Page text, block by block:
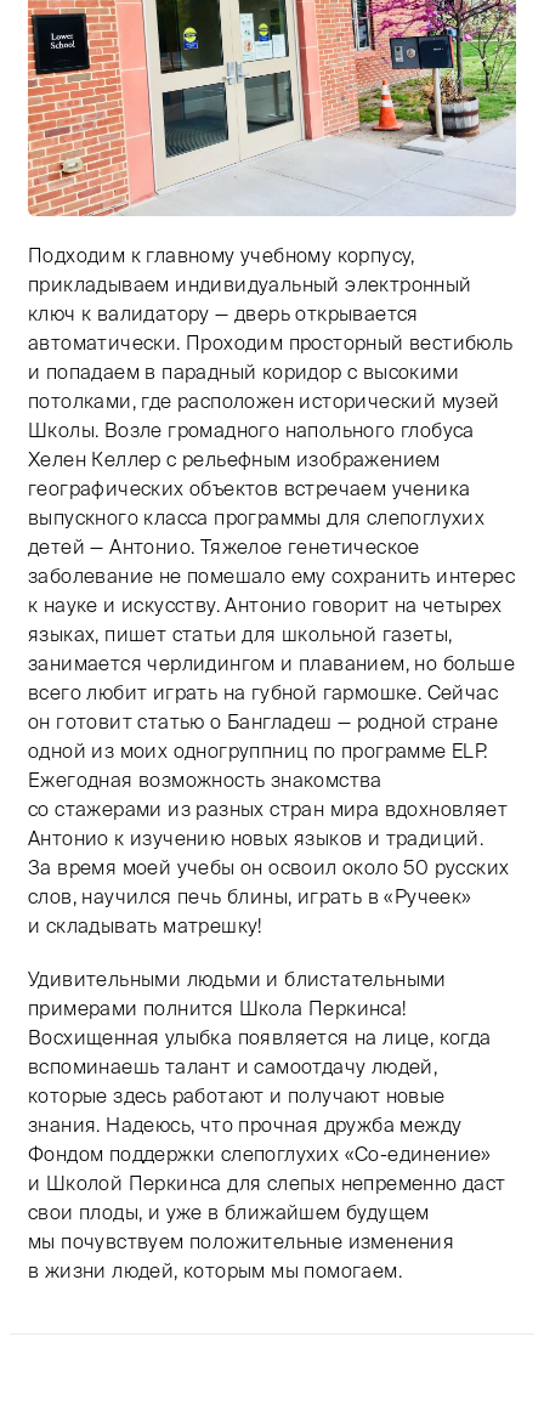
Тифлокомментарий: главный вход в учебный
Подходим к главному учебному корпусу,
прикладываем индивидуальный электронный
ключ к валидатору — дверь открывается
автоматически. Проходим просторный вестибюль
и попадаем в парадный коридор с высокими
потолками, где расположен исторический музей
Школы. Возле громадного напольного глобуса
Хелен Келлер с рельефным изображением
географических объектов встречаем ученика
выпускного класса программы для слепоглухих
детей — Антонио. Тяжелое генетическое
заболевание не помешало ему сохранить интерес
к науке и искусству. Антонио говорит на четырех
языках, пишет статьи для школьной газеты,
занимается черлидингом и плаванием, но больше
всего любит играть на губной гармошке. Сейчас
он готовит статью о Бангладеш — родной стране
одной из моих одногруппниц по программе ELP.
Ежегодная возможность знакомства
со стажерами из разных стран мира вдохновляет
Антонио к изучению новых языков и традиций.
За время моей учебы он освоил около 50 русских
слов, научился печь блины, играть в «Ручеек»
и складывать матрешку!
Удивительными людьми и блистательными
примерами полнится Школа Перкинса!
Восхищенная улыбка появляется на лице, когда
вспоминаешь талант и самоотдачу людей,
которые здесь работают и получают новые
знания. Надеюсь, что прочная дружба между
Фондом поддержки слепоглухих «Со-единение»
и Школой Перкинса для слепых непременно даст
свои плоды, и уже в ближайшем будущем
мы почувствуем положительные изменения
в жизни людей, которым мы помогаем.